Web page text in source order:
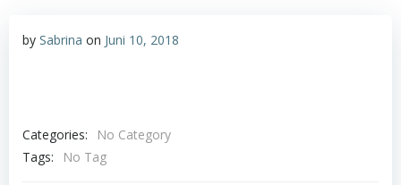
by Sabrina on Juni 10, 2018
Categories:
No Category
Tags:
No Tag